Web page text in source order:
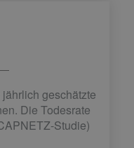
geschätzte
Die Todesrate
Studie)